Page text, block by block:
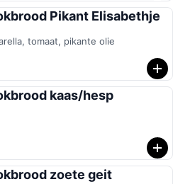
Pikant Elisabethje
tomaat, pikante olie
kaas/hesp
zoete geit